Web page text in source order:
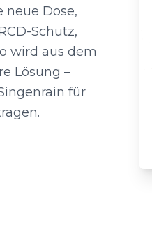
Dose,
Schutz,
wird aus dem
Lösung –
für